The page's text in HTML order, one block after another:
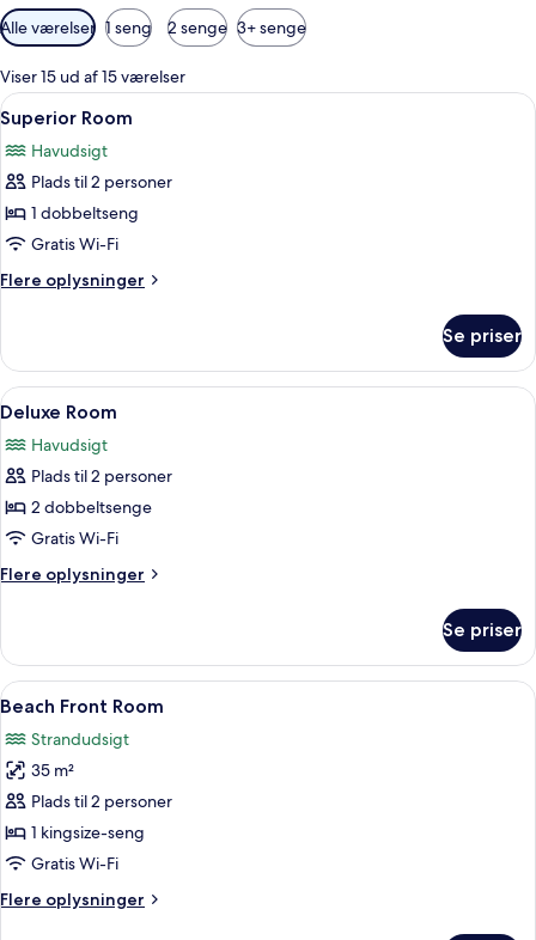
Tilgængelige
filtre
for
værelser
Alle værelser 1 seng 2 senge 3+ senge
Viser 15 ud af 15 værelser
Indlæs
alle
billeder
af
Superior
Room
Et hotelværelse med en seng, to
12
Superior Room
Havudsigt
Plads til 2 personer
1 dobbeltseng
Gratis Wi-Fi
Flere oplysninger
Flere
Room
Se priser
Indlæs
alle
billeder
af
Deluxe
Room
Deluxe Room | Minibar, pengeskab
10
Deluxe Room
Havudsigt
Plads til 2 personer
2 dobbeltsenge
Gratis Wi-Fi
Flere oplysninger
Flere
Room
Se priser
Indlæs
alle
billeder
af
Beach
Front
Room
Beach Front Room | Minibar,
15
Beach Front Room
Strandudsigt
35 m²
Plads til 2 personer
1 kingsize-seng
Gratis Wi-Fi
Flere oplysninger
Flere